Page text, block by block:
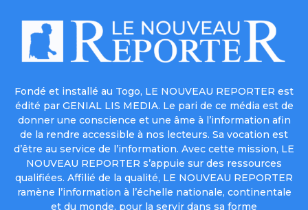
Fondé et installé au Togo, LE NOUVEAU REPORTER est
édité par GENIAL LIS MEDIA. Le pari de ce média est de
donner une conscience et une âme à l’information afin
de la rendre accessible à nos lecteurs. Sa vocation est
d’être au service de l’information. Avec cette mission, LE
NOUVEAU REPORTER s’appuie sur des ressources
qualifiées. Affilié de la qualité, LE NOUVEAU REPORTER
ramène l’information à l’échelle nationale, continentale
et du monde, pour la servir dans sa forme